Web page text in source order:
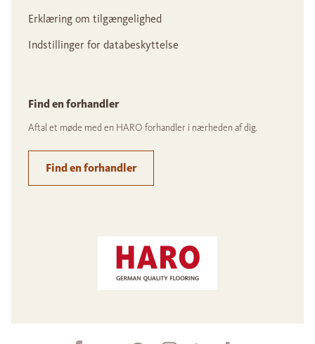
Erklæring om tilgængelighed
Indstillinger for databeskyttelse
Find en forhandler
Aftal et møde med en HARO forhandler i nærheden af dig.
Find en forhandler